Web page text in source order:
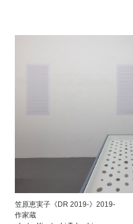
笠原恵実子《DR 2019-》2019-
作家蔵